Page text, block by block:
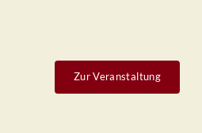
Zur Veranstaltung